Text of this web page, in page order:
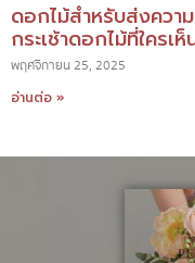
ดอกไม้สำหรับส่งควา
กระเช้าดอกไม้ที่ใครเ
พฤศจิกายน 25, 2025
อ่านต่อ »